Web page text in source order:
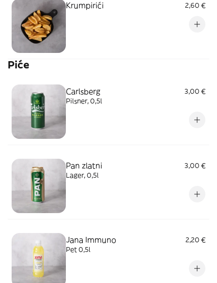
Krumpirići 2,60 €
Piće
Carlsberg
3,00 €
Pilsner, 0,5l
Pan zlatni
3,00 €
Lager, 0,5l
Jana Immuno
2,20 €
Pet 0,5l